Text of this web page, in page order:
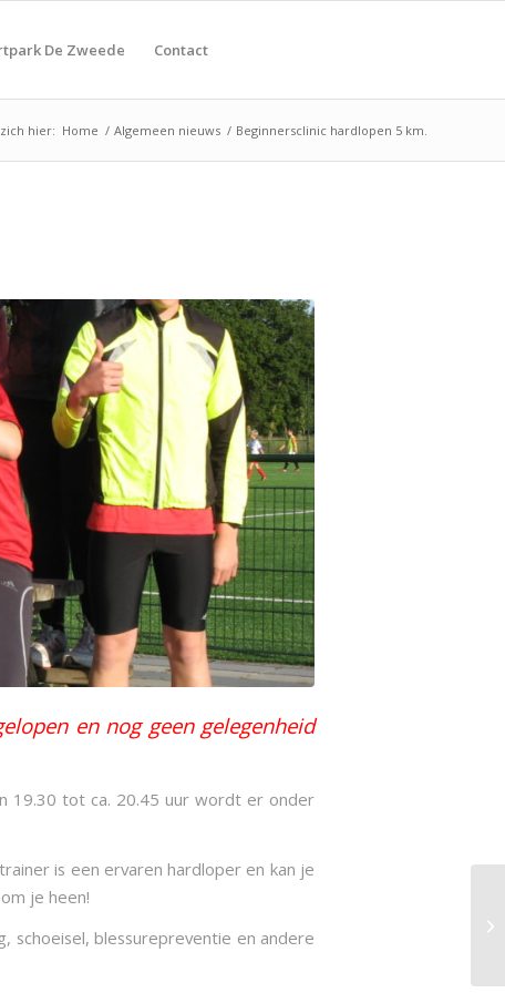
De Zweede Contact
hier: Home / Algemeen nieuws / Beginnersclinic hardlopen 5 km.
en nog geen gelegenheid
19.30 tot ca. 20.45 uur wordt er onder
is een ervaren hardloper en kan je
je heen!
schoeisel, blessurepreventie en andere